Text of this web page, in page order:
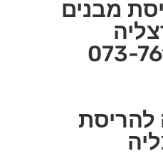
מבנים
073-
להריסת